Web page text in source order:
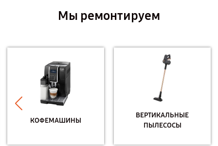
Мы ремонтируем
КОФЕМАШИНЫ
ВЕРТИКАЛЬНЫЕ
ПЫЛЕСОСЫ